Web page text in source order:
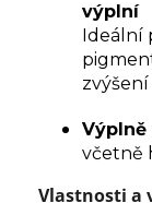
výplní
Ideální
Výplně
včetně
Vlastnosti a